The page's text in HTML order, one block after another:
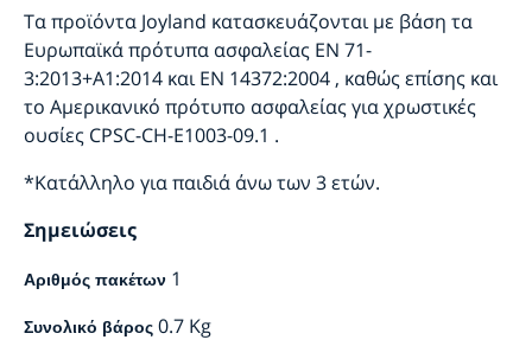
Τα προϊόντα Joyland κατασκευάζονται με βάση τα
Ευρωπαϊκά πρότυπα ασφαλείας EN 71-
3:2013+A1:2014 και EN 14372:2004 , καθώς επίσης και
το Αμερικανικό πρότυπο ασφαλείας για χρωστικές
ουσίες CPSC-CH-E1003-09.1 .
*Κατάλληλο για παιδιά άνω των 3 ετών.
Σημειώσεις
Αριθμός πακέτων 1
Συνολικό βάρος 0.7 Kg